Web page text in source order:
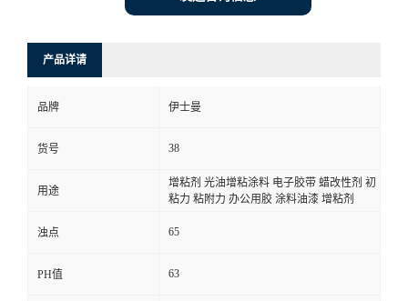
更新日期：
发送咨询信息
品牌 伊士曼
货号